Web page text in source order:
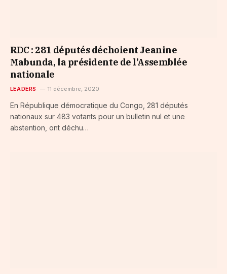
RDC : 281 députés déchoient Jeanine
Mabunda, la présidente de l’Assemblée
nationale
LEADERS 11 décembre, 2020
En République démocratique du Congo, 281 députés
nationaux sur 483 votants pour un bulletin nul et une
abstention, ont déchu…